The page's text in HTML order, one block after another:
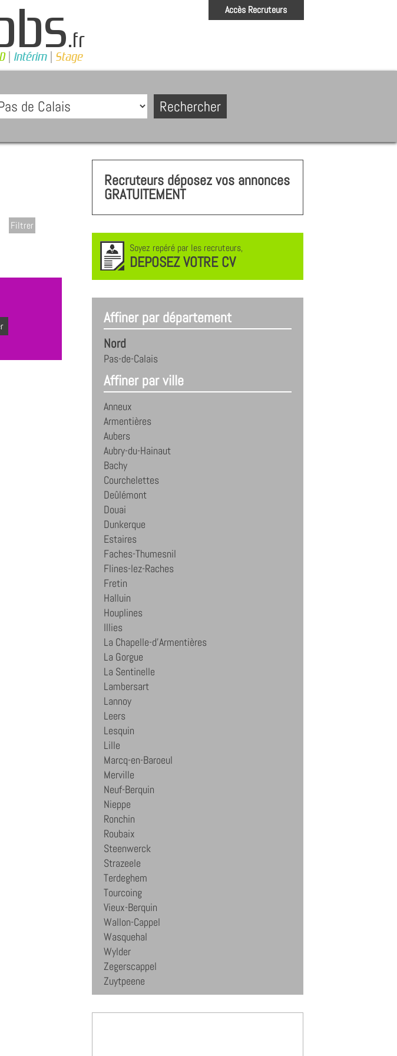
Accès Recruteurs
Recruteurs déposez vos annonces
GRATUITEMENT
Soyez repéré par les recruteurs,
DEPOSEZ VOTRE CV
Affiner par département
Nord
Pas-de-Calais
Affiner par ville
Anneux
Armentières
Aubers
Aubry-du-Hainaut
Bachy
Courchelettes
Deûlémont
Douai
Dunkerque
Estaires
Faches-Thumesnil
Flines-lez-Raches
Fretin
Halluin
Houplines
Illies
La Chapelle-d'Armentières
La Gorgue
La Sentinelle
Lambersart
Lannoy
Leers
Lesquin
Lille
Marcq-en-Baroeul
Merville
Neuf-Berquin
Nieppe
Ronchin
Roubaix
Steenwerck
Strazeele
Terdeghem
Tourcoing
Vieux-Berquin
Wallon-Cappel
Wasquehal
Wylder
Zegerscappel
Zuytpeene